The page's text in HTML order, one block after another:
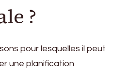
?
pour lesquelles il peut
une planification